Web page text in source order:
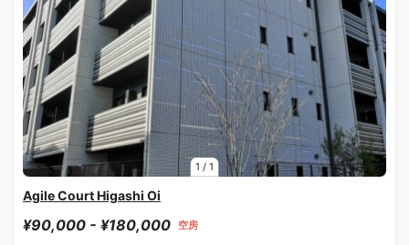
1 / 1
Agile Court Higashi Oi
¥90,000 - ¥180,000 空房